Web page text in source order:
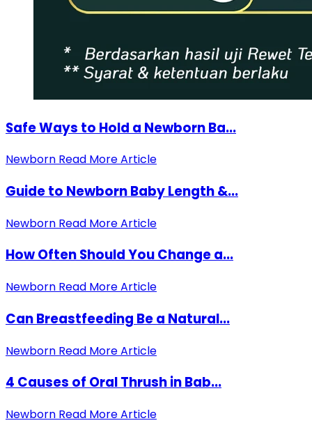
Safe Ways to Hold a Newborn Ba...
Newborn Read More Article
Guide to Newborn Baby Length &...
Newborn Read More Article
How Often Should You Change a...
Newborn Read More Article
Can Breastfeeding Be a Natural...
Newborn Read More Article
4 Causes of Oral Thrush in Bab...
Newborn Read More Article